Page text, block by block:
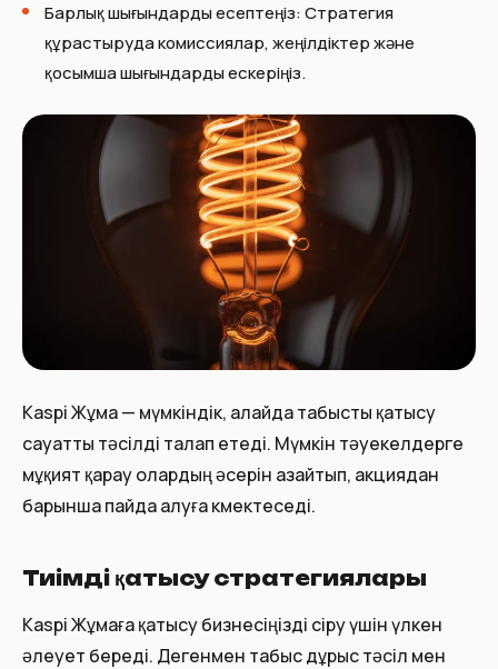
Барлық шығындарды есептеңіз: Стратегия
құрастыруда комиссиялар, жеңілдіктер және
қосымша шығындарды ескеріңіз.
Kaspi Жұма — мүмкіндік, алайда табысты қатысу
сауатты тәсілді талап етеді. Мүмкін тәуекелдерге
мұқият қарау олардың әсерін азайтып, акциядан
барынша пайда алуға көмектеседі.
Тиімді қатысу стратегиялары
Kaspi Жұмаға қатысу бизнесіңізді өсіру үшін үлкен
әлеует береді. Дегенмен табыс дұрыс тәсіл мен